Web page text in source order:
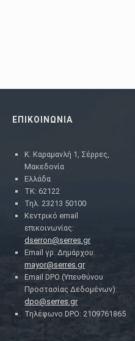
ΕΠΙΚΟΙΝΩΝΙΑ
Κ. Καραμανλή 1, Σέρρες,
Μακεδονία
Ελλάδα
ΤΚ: 62122
Τηλ. 23213 50100
Κεντρικό email
επικοινωνίας:
dserron@serres.gr
Email γρ. Δημάρχου:
mayor@serres.gr
Email DPO (Υπευθύνου
Προστασίας Δεδομένων):
dpo@serres.gr
Τηλέφωνο DPO: 2109761865